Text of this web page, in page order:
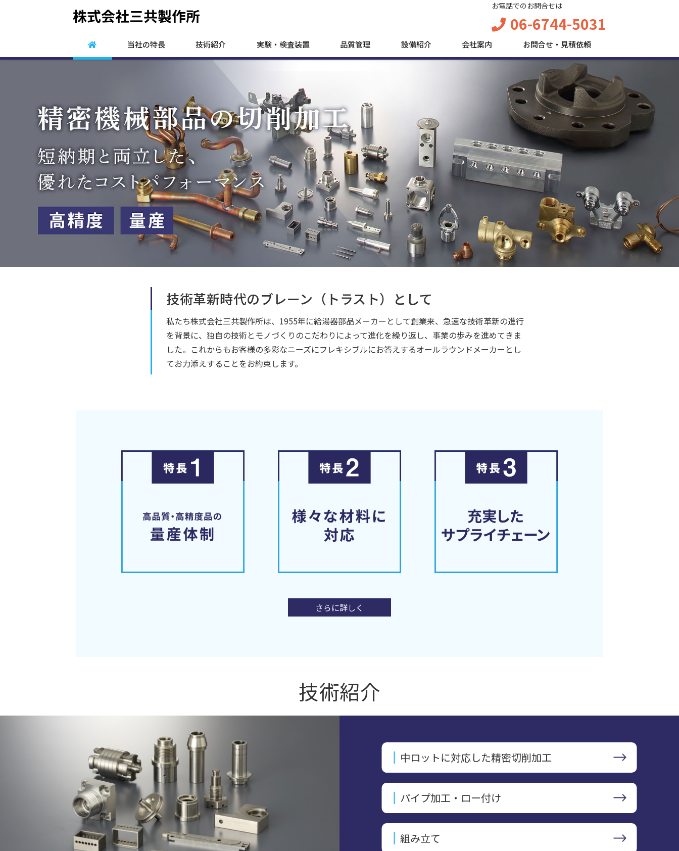
お電話でのお問合せは
06-6744-5031
当社の特長 技術紹介 実験・検査装置 品質管理 設備紹介 会社案内 お問合せ・見積依頼
技術革新時代のブレーン（トラスト）として
私たち株式会社三共製作所は、1955年に給湯器部品メーカーとして創業来、急速な技術革新の進行
を背景に、独自の技術とモノづくりのこだわりによって進化を繰り返し、事業の歩みを進めてきま
した。これからもお客様の多彩なニーズにフレキシブルにお答えするオールラウンドメーカーとし
てお力添えすることをお約束します。
さらに詳しく
技術紹介
中ロットに対応した精密切削加工
パイプ加工・ロー付け
組み立て